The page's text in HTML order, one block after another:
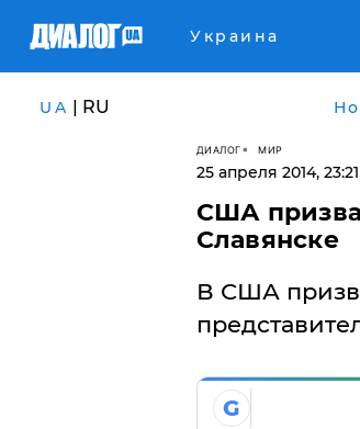
Украина
UA | RU
ДИАЛОГ МИР
25 апреля 2014, 23:21
США
Славянске
В США
G